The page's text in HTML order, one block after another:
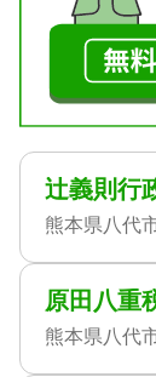
辻義則行
熊本県八代
原田八重
熊本県八代